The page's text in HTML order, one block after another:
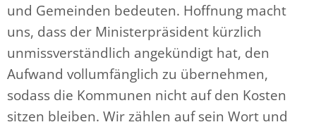
und Gemeinden bedeuten. Hoffnung macht
uns, dass der Ministerpräsident kürzlich
unmissverständlich angekündigt hat, den
Aufwand vollumfänglich zu übernehmen,
sodass die Kommunen nicht auf den Kosten
sitzen bleiben. Wir zählen auf sein Wort und